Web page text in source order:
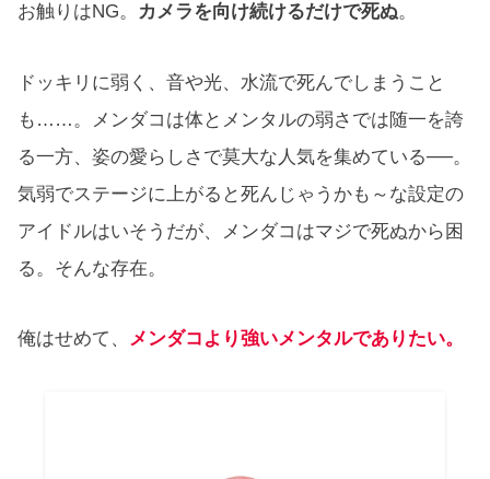
お触りはNG。 カメラを向け続けるだけで死ぬ。
ドッキリに弱く、音や光、水流で死んでしまうこと
も……。メンダコは体とメンタルの弱さでは随一を誇
る一方、姿の愛らしさで莫大な人気を集めている──。
気弱でステージに上がると死んじゃうかも～な設定の
アイドルはいそうだが、メンダコはマジで死ぬから困
る。そんな存在。
俺はせめて、 メンダコより強いメンタルでありたい。